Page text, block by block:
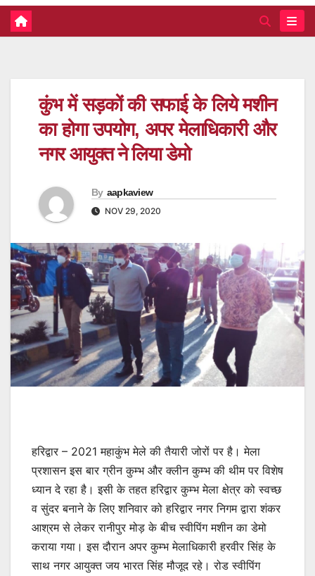
कुंभ में सड़कों की सफाई के लिये मशीन
का होगा उपयोग, अपर मेलाधिकारी और
नगर आयुक्त ने लिया डेमो
By aapkaview
NOV 29, 2020
हरिद्वार – 2021 महाकुंभ मेले की तैयारी जोरों पर है। मेला
प्रशासन इस बार ग्रीन कुम्भ और क्लीन कुम्भ की थीम पर विशेष
ध्यान दे रहा है। इसी के तहत हरिद्वार कुम्भ मेला क्षेत्र को स्वच्छ
व सुंदर बनाने के लिए शनिवार को हरिद्वार नगर निगम द्वारा शंकर
आश्रम से लेकर रानीपुर मोड़ के बीच स्वीपिंग मशीन का डेमो
कराया गया। इस दौरान अपर कुम्भ मेलाधिकारी हरवीर सिंह के
साथ नगर आयुक्त जय भारत सिंह मौजूद रहे। रोड स्वीपिंग